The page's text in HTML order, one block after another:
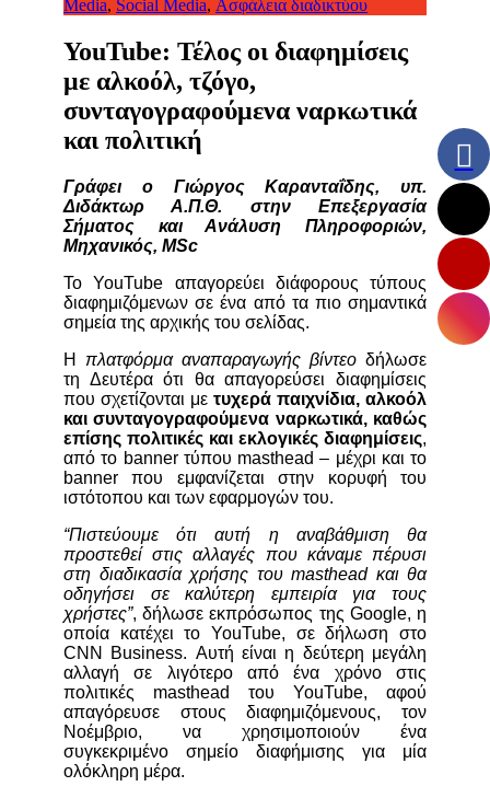
Media, Social Media, Ασφάλεια διαδικτύου
YouTube: Τέλος οι διαφημίσεις
με αλκοόλ, τζόγο,
συνταγογραφούμενα ναρκωτικά
και πολιτική
Γράφει ο Γιώργος Καρανταΐδης, υπ.
Διδάκτωρ Α.Π.Θ. στην Επεξεργασία
Σήματος και Ανάλυση Πληροφοριών,
Μηχανικός, MSc
Το YouTube απαγορεύει διάφορους τύπους
διαφημιζόμενων σε ένα από τα πιο σημαντικά
σημεία της αρχικής του σελίδας.
Η πλατφόρμα αναπαραγωγής βίντεο δήλωσε
τη Δευτέρα ότι θα απαγορεύσει διαφημίσεις
που σχετίζονται με τυχερά παιχνίδια, αλκοόλ
και συνταγογραφούμενα ναρκωτικά, καθώς
επίσης πολιτικές και εκλογικές διαφημίσεις,
από το banner τύπου masthead – μέχρι και το
banner που εμφανίζεται στην κορυφή του
ιστότοπου και των εφαρμογών του.
“Πιστεύουμε ότι αυτή η αναβάθμιση θα
προστεθεί στις αλλαγές που κάναμε πέρυσι
στη διαδικασία χρήσης του masthead και θα
οδηγήσει σε καλύτερη εμπειρία για τους
χρήστες”, δήλωσε εκπρόσωπος της Google, η
οποία κατέχει το YouTube, σε δήλωση στο
CNN Business. Αυτή είναι η δεύτερη μεγάλη
αλλαγή σε λιγότερο από ένα χρόνο στις
πολιτικές masthead του YouTube, αφού
απαγόρευσε στους διαφημιζόμενους, τον
Νοέμβριο, να χρησιμοποιούν ένα
συγκεκριμένο σημείο διαφήμισης για μία
ολόκληρη μέρα.